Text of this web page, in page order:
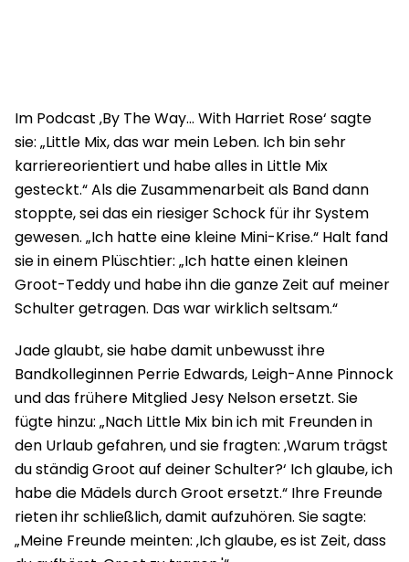
Im Podcast ‚By The Way… With Harriet Rose‘ sagte
sie: „Little Mix, das war mein Leben. Ich bin sehr
karriereorientiert und habe alles in Little Mix
gesteckt.“ Als die Zusammenarbeit als Band dann
stoppte, sei das ein riesiger Schock für ihr System
gewesen. „Ich hatte eine kleine Mini-Krise.“ Halt fand
sie in einem Plüschtier: „Ich hatte einen kleinen
Groot-Teddy und habe ihn die ganze Zeit auf meiner
Schulter getragen. Das war wirklich seltsam.“
Jade glaubt, sie habe damit unbewusst ihre
Bandkolleginnen Perrie Edwards, Leigh-Anne Pinnock
und das frühere Mitglied Jesy Nelson ersetzt. Sie
fügte hinzu: „Nach Little Mix bin ich mit Freunden in
den Urlaub gefahren, und sie fragten: ‚Warum trägst
du ständig Groot auf deiner Schulter?‘ Ich glaube, ich
habe die Mädels durch Groot ersetzt.“ Ihre Freunde
rieten ihr schließlich, damit aufzuhören. Sie sagte:
„Meine Freunde meinten: ‚Ich glaube, es ist Zeit, dass